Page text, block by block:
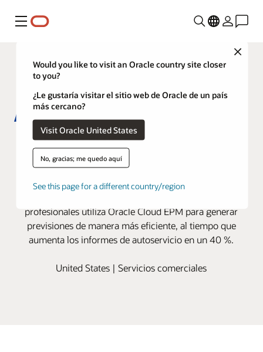
Menú
Close
Would you like to visit an Oracle country site closer
to you?
¿Le gustaría visitar el sitio web de Oracle de un país
más cercano?
Visit Oracle United States
No, gracias; me quedo aquí
See this page for a different country/region
KPMG acorta sus ciclos de
previsión un 33 % de la mano de
Oracle Cloud EPM
profesionales utiliza Oracle Cloud EPM para generar
previsiones de manera más eficiente, al tiempo que
aumenta los informes de autoservicio en un 40 %.
United States | Servicios comerciales